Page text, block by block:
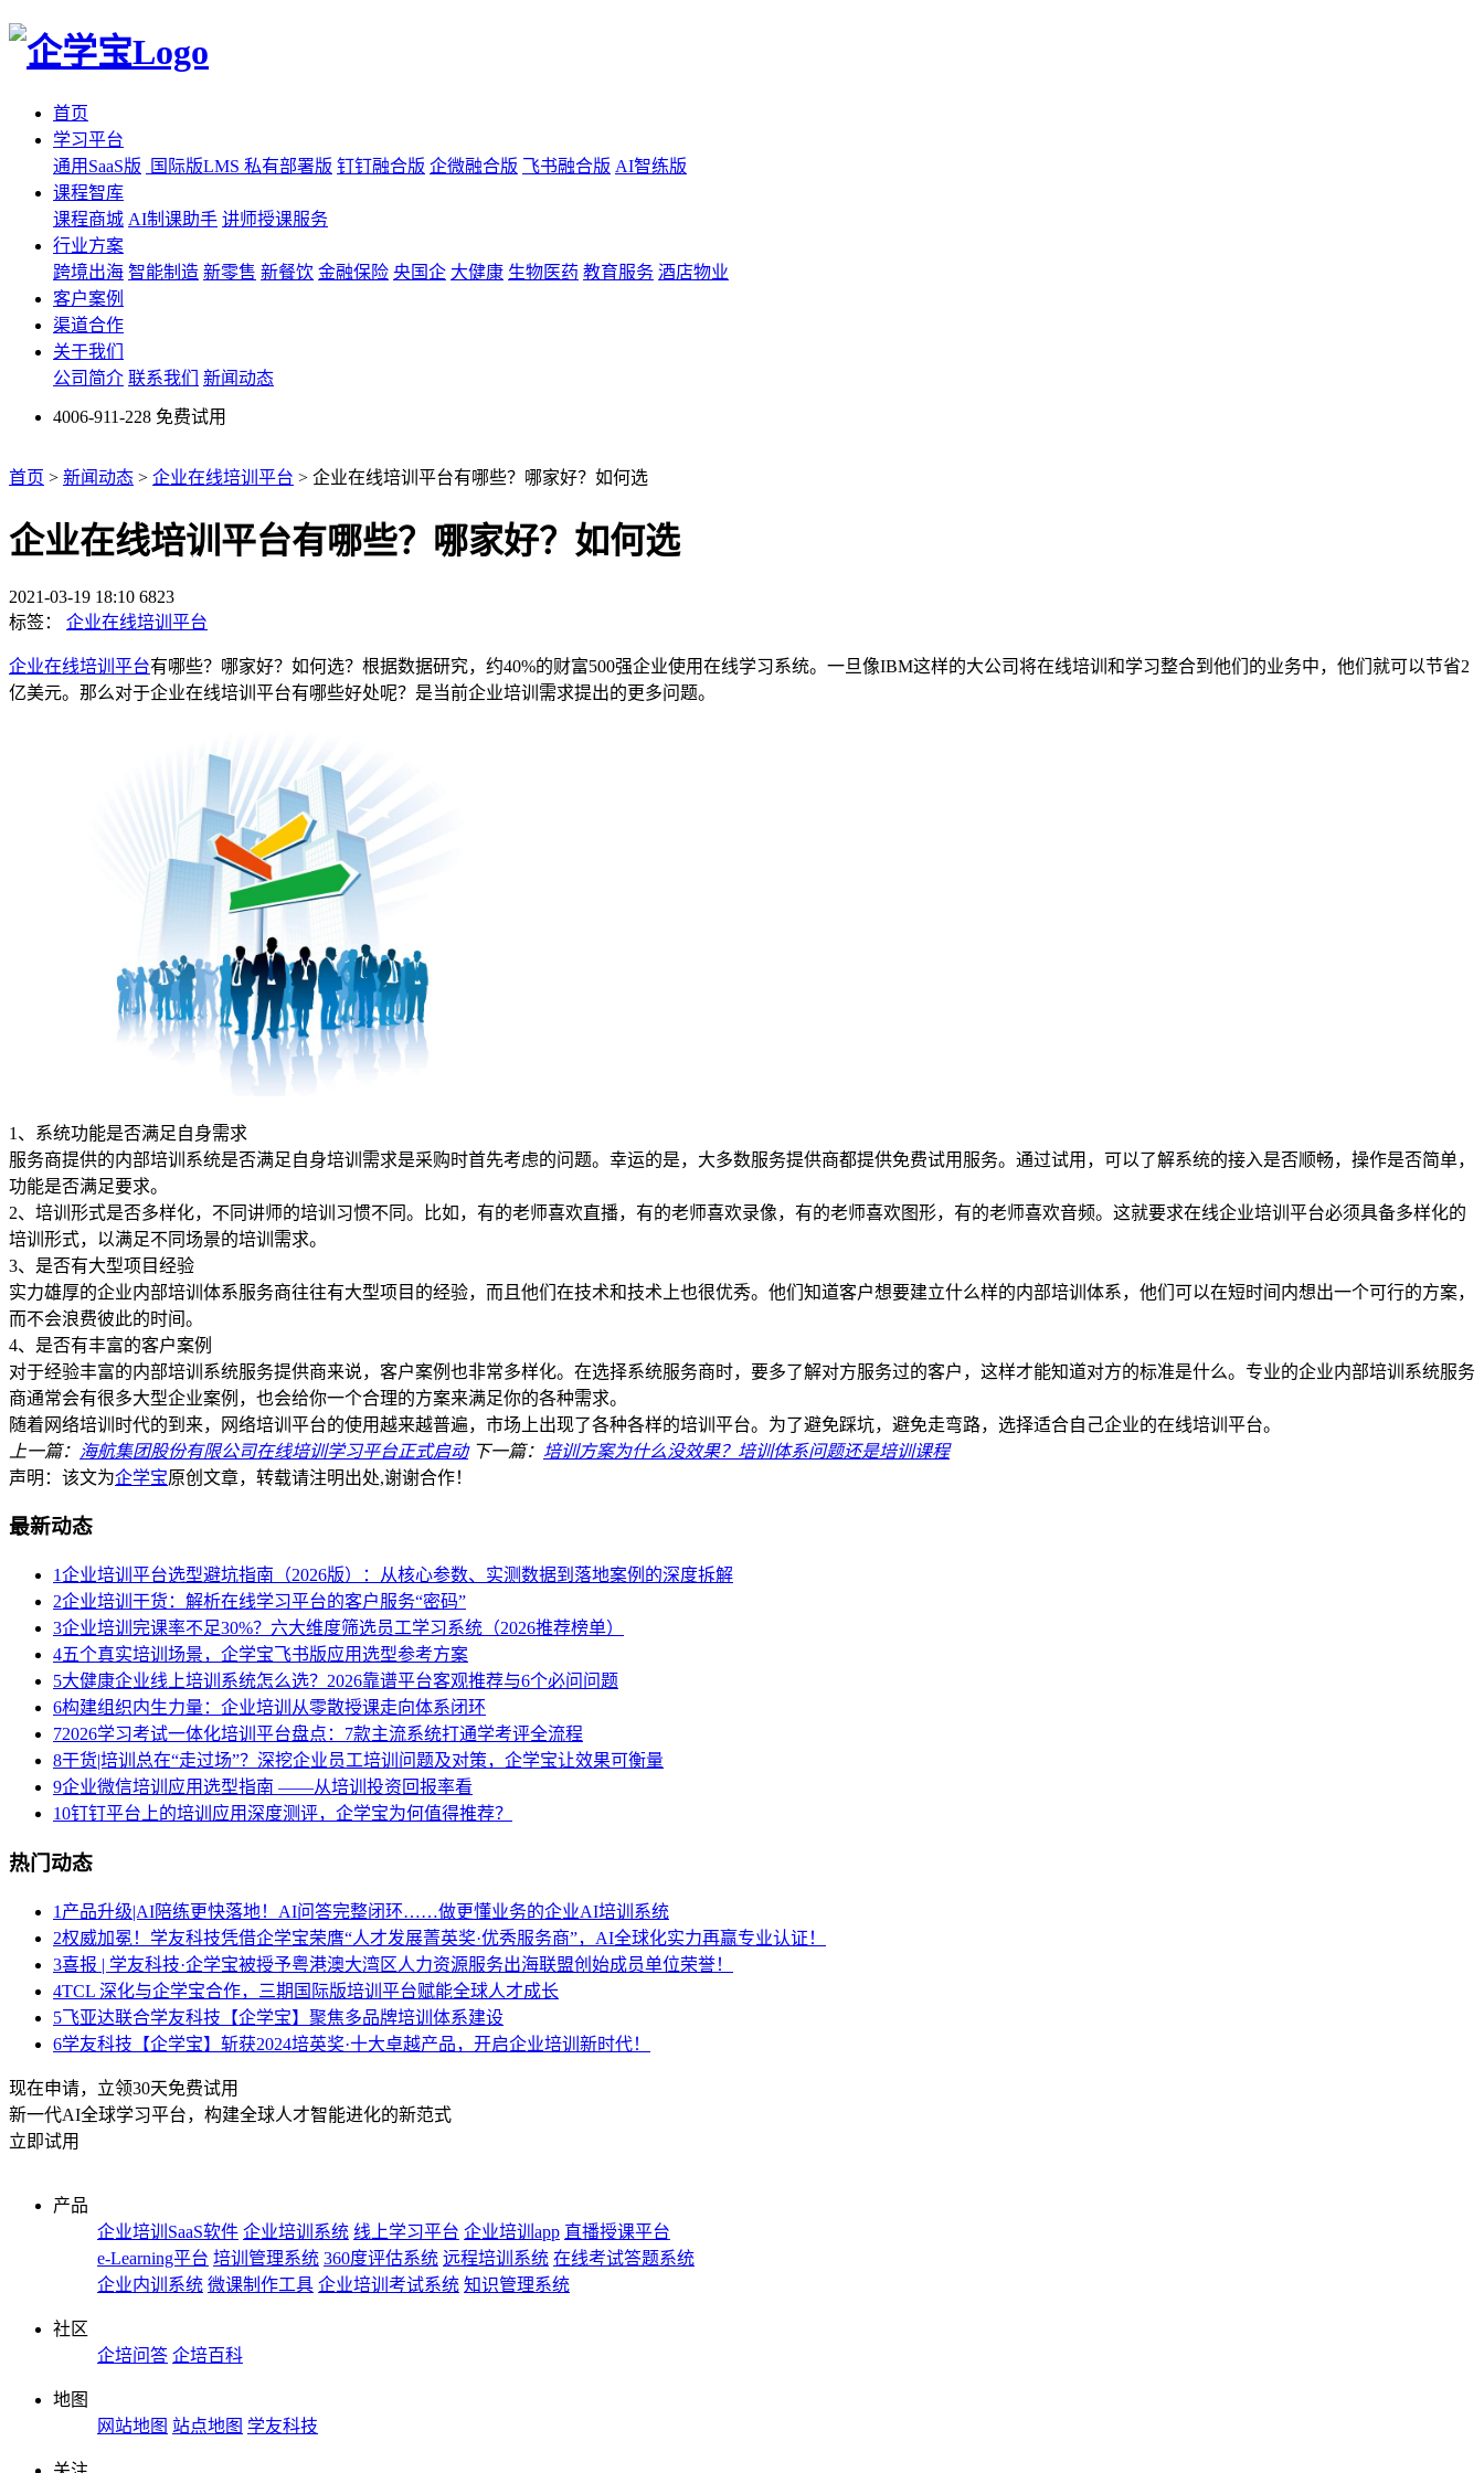
首页
学习平台
通用SaaS版
国际版LMS 私有部署版 钉钉融合版 企微融合版 飞书融合版 AI智练版
课程智库
课程商城 AI制课助手 讲师授课服务
行业方案
跨境出海 智能制造 新零售 新餐饮 金融保险 央国企 大健康 生物医药 教育服务 酒店物业
客户案例
渠道合作
关于我们
公司简介 联系我们 新闻动态
4006-911-228 免费试用
首页 > 新闻动态 > 企业在线培训平台 > 企业在线培训平台有哪些？哪家好？如何选
企业在线培训平台有哪些？哪家好？如何选
2021-03-19 18:10 6823
标签：
企业在线培训平台
企业在线培训平台有哪些？哪家好？如何选？根据数据研究，约40%的财富500强企业使用在线学习系统。一旦像IBM这样的大公司将在线培训和学习整合到他们的业务中，他们就可以节省2
亿美元。那么对于企业在线培训平台有哪些好处呢？是当前企业培训需求提出的更多问题。
1、系统功能是否满足自身需求
服务商提供的内部培训系统是否满足自身培训需求是采购时首先考虑的问题。幸运的是，大多数服务提供商都提供免费试用服务。通过试用，可以了解系统的接入是否顺畅，操作是否简单，
功能是否满足要求。
2、培训形式是否多样化，不同讲师的培训习惯不同。比如，有的老师喜欢直播，有的老师喜欢录像，有的老师喜欢图形，有的老师喜欢音频。这就要求在线企业培训平台必须具备多样化的
培训形式，以满足不同场景的培训需求。
3、是否有大型项目经验
实力雄厚的企业内部培训体系服务商往往有大型项目的经验，而且他们在技术和技术上也很优秀。他们知道客户想要建立什么样的内部培训体系，他们可以在短时间内想出一个可行的方案，
而不会浪费彼此的时间。
4、是否有丰富的客户案例
对于经验丰富的内部培训系统服务提供商来说，客户案例也非常多样化。在选择系统服务商时，要多了解对方服务过的客户，这样才能知道对方的标准是什么。专业的企业内部培训系统服务
商通常会有很多大型企业案例，也会给你一个合理的方案来满足你的各种需求。
随着网络培训时代的到来，网络培训平台的使用越来越普遍，市场上出现了各种各样的培训平台。为了避免踩坑，避免走弯路，选择适合自己企业的在线培训平台。
上一篇： 海航集团股份有限公司在线培训学习平台正式启动 下一篇： 培训方案为什么没效果？培训体系问题还是培训课程
声明：该文为企学宝原创文章，转载请注明出处,谢谢合作！
最新动态
1企业培训平台选型避坑指南（2026版）：从核心参数、实测数据到落地案例的深度拆解
2企业培训干货：解析在线学习平台的客户服务“密码”
3企业培训完课率不足30%？六大维度筛选员工学习系统（2026推荐榜单）
4五个真实培训场景，企学宝飞书版应用选型参考方案
5大健康企业线上培训系统怎么选？2026靠谱平台客观推荐与6个必问问题
6构建组织内生力量：企业培训从零散授课走向体系闭环
72026学习考试一体化培训平台盘点：7款主流系统打通学考评全流程
8干货|培训总在“走过场”？深挖企业员工培训问题及对策，企学宝让效果可衡量
9企业微信培训应用选型指南 ——从培训投资回报率看
10钉钉平台上的培训应用深度测评，企学宝为何值得推荐？
热门动态
1 产品升级|AI陪练更快落地！AI问答完整闭环……做更懂业务的企业AI培训系统
2权威加冕！学友科技凭借企学宝荣膺“人才发展菁英奖·优秀服务商”，AI全球化实力再赢专业认证！
3喜报 | 学友科技·企学宝被授予粤港澳大湾区人力资源服务出海联盟创始成员单位荣誉！
4TCL 深化与企学宝合作，三期国际版培训平台赋能全球人才成长
5飞亚达联合学友科技【企学宝】聚焦多品牌培训体系建设
6学友科技【企学宝】斩获2024培英奖·十大卓越产品，开启企业培训新时代！
现在申请，立领30天免费试用
新一代AI全球学习平台，构建全球人才智能进化的新范式
立即试用
产品
企业培训SaaS软件 企业培训系统 线上学习平台 企业培训app 直播授课平台
e-Learning平台 培训管理系统 360度评估系统 远程培训系统 在线考试答题系统
企业内训系统 微课制作工具 企业培训考试系统 知识管理系统
社区
企培问答 企培百科
地图
网站地图 站点地图 学友科技